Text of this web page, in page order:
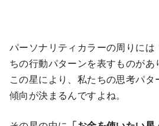
パーソナリティカラーの周りには
ちの行動パターンを表すものがあ
この星により、私たちの思考パ
傾向が決まるんですよね。